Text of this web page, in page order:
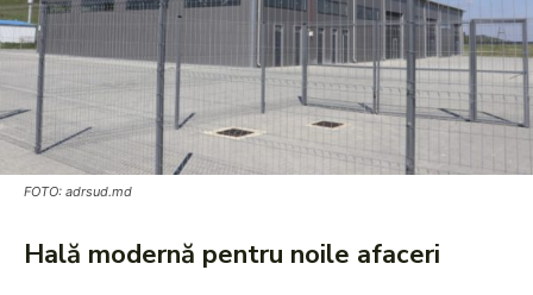
FOTO: adrsud.md
Hală modernă pentru noile afaceri